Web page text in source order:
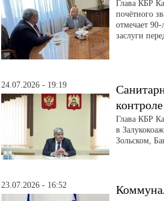
Глава КБР
почётного
отмечает
заслуги
24.07.2026 - 19:19
контроле
Глава КБР
в
Зольском,
23.07.2026 - 16:52